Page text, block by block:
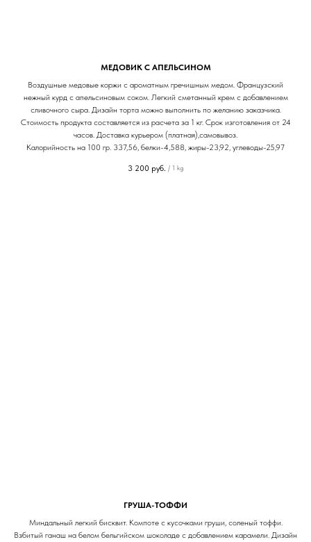
МЕДОВИК С АПЕЛЬСИНОМ
Воздушные медовые коржи с ароматным гречишным медом. Французский
нежный курд с апельсиновым соком. Легкий сметанный крем с добавлением
сливочного сыра. Дизайн торта можно выполнить по желанию заказчика.
Стоимость продукта составляется из расчета за 1 кг. Срок изготовления от 24
часов. Доставка курьером (платная),самовывоз.
Калорийность на 100 гр. 337,56, белки-4,588, жиры-23,92, углеводы-25,97
3 200 руб. / 1 kg
ГРУША-ТОФФИ
Миндальный легкий бисквит. Компоте с кусочками груши, соленый тоффи.
Взбитый ганаш на белом бельгийском шоколаде с добавлением карамели. Дизайн